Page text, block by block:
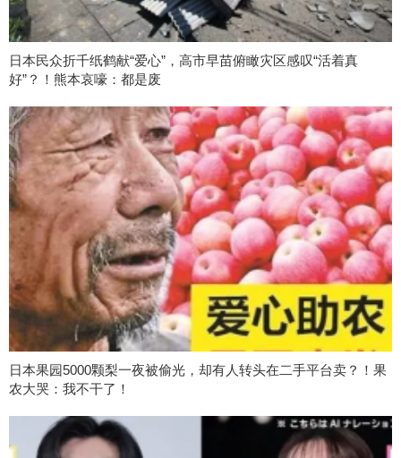
日本民众折千纸鹤献“爱心”，高市早苗俯瞰灾区感叹“活着真
好”？！熊本哀嚎：都是废
日本果园5000颗梨一夜被偷光，却有人转头在二手平台卖？！果
农大哭：我不干了！